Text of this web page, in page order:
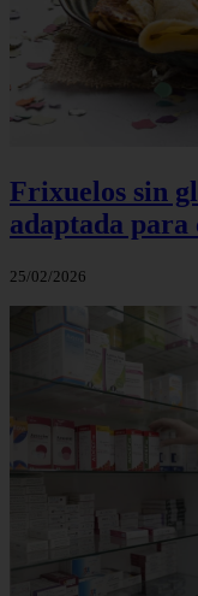
Frixuelos sin
adaptada para
25/02/2026